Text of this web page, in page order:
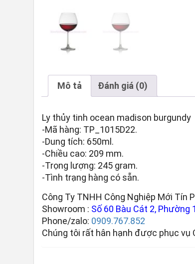
Mô tả Đánh giá (0)
Ly thủy tinh ocean madison burgundy
-Mã hàng: TP_1015D22.
-Dung tích: 650ml.
-Chiều cao: 209 mm.
-Trọng lượng: 245 gram.
-Tình trạng hàng có sẵn.
Công Ty TNHH Công Nghiệp Mới Tín
Showroom : Số 60 Bàu Cát 2, Phường
Phone/zalo: 0909.767.852
Chúng tôi rất hân hạnh được phục vụ